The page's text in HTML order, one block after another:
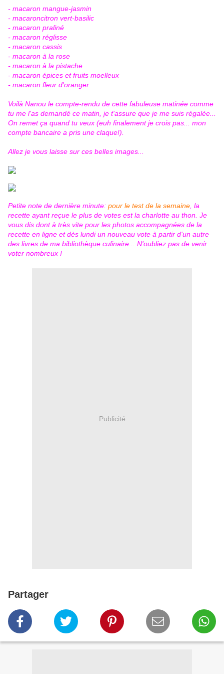
- macaron mangue-jasmin
- macaroncitron vert-basilic
- macaron praliné
- macaron réglisse
- macaron cassis
- macaron à la rose
- macaron à la pistache
- macaron épices et fruits moelleux
- macaron fleur d'oranger
Voilà Nanou le compte-rendu de cette fabuleuse matinée comme
tu me l'as demandé ce matin, je t'assure que je me suis régalée...
On remet ça quand tu veux (euh finalement je crois pas... mon
compte bancaire a pris une claque!).
Allez je vous laisse sur ces belles images...
Petite note de dernière minute: pour le test de la semaine , la
recette ayant reçue le plus de votes est la charlotte au thon. Je
vous dis dont à très vite pour les photos accompagnées de la
recette en ligne et dès lundi un nouveau vote à partir d'un autre
des livres de ma bibliothèque culinaire... N'oubliez pas de venir
voter nombreux !
Publicité
Partager